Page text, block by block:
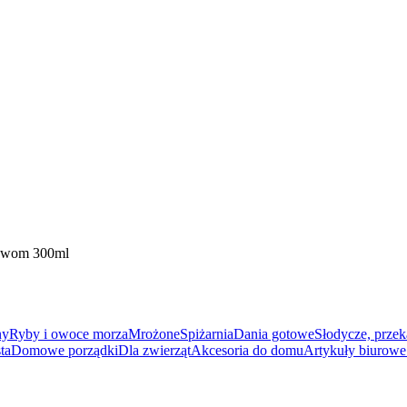
Ryby i owoce morzaMrożoneSpiżarniaDania gotoweSłodycze,
Domowe porządkiDla zwierzątAkcesoria do domuArtykuły
300ml